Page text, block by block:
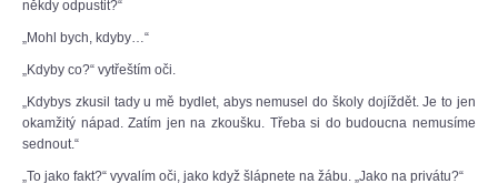
někdy odpustit?“
„Mohl bych, kdyby…“
„Kdyby co?“ vytřeštím oči.
„Kdybys zkusil tady u mě bydlet, abys nemusel do školy dojíždět. Je to jen
okamžitý nápad. Zatím jen na zkoušku. Třeba si do budoucna nemusíme
sednout.“
„To jako fakt?“ vyvalím oči, jako když šlápnete na žábu. „Jako na privátu?“